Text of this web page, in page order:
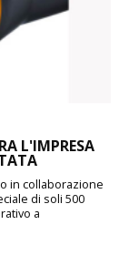
L'IMPRESA
in collaborazione
di soli 500
a